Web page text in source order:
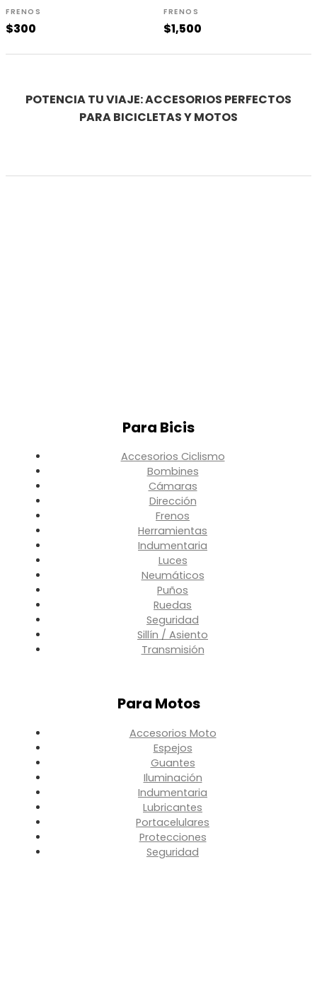
FRENOS
$300
FRENOS
$1,500
POTENCIA TU VIAJE: ACCESORIOS PERFECTOS
PARA BICICLETAS Y MOTOS
Para Bicis
Accesorios Ciclismo
Bombines
Cámaras
Dirección
Frenos
Herramientas
Indumentaria
Luces
Neumáticos
Puños
Ruedas
Seguridad
Sillín / Asiento
Transmisión
Para Motos
Accesorios Moto
Espejos
Guantes
Iluminación
Indumentaria
Lubricantes
Portacelulares
Protecciones
Seguridad